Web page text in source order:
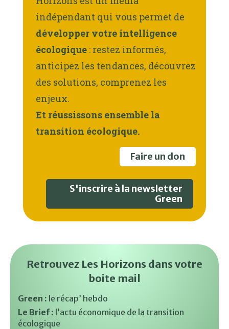
indépendant qui vous permet de
développer votre intelligence
écologique : restez informés,
anticipez les tendances, découvrez
des solutions, comprenez les
enjeux.
Et réussissons ensemble la
transition écologique.
Faire un don
S'inscrire à la newsletter
Green
Retrouvez Les Horizons dans votre
boite mail
Green : le récap’ hebdo
Le Brief : l’actu économique de la transition
écologique